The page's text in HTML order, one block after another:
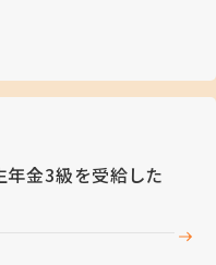
金3級を受給した